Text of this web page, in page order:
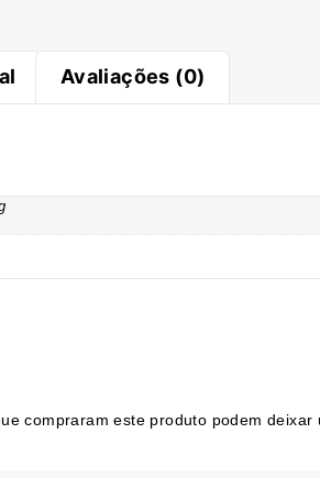
Avaliações (0)
compraram este produto podem deixar